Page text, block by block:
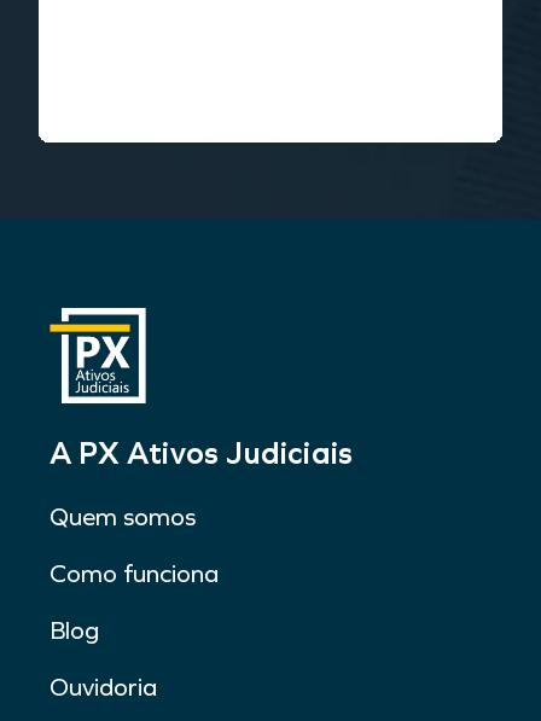
A PX Ativos Judiciais
Quem somos
Como funciona
Blog
Ouvidoria